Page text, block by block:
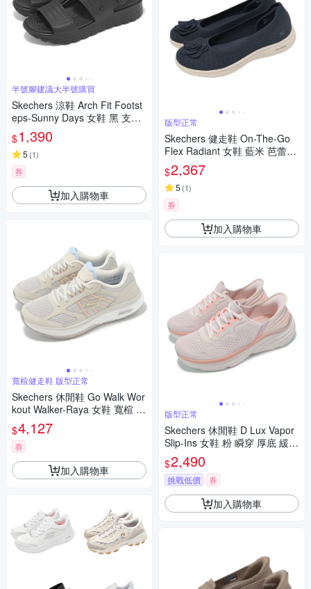
半號腳建議大半號購買
Skechers 涼鞋 Arch Fit Footst
eps-Sunny Days 女鞋 黑 支撐
緩衝 雙帶 111461BBK
$1,390
5 (1)
券
加入購物車
寬楦健走鞋 版型正常
Skechers 休閒鞋 Go Walk Wor
kout Walker-Raya 女鞋 寬楦 米
白 碳板 回彈 健走鞋 125025W
NAT
$4,127
券
加入購物車
版型正常
Skechers 健走鞋 On-The-Go
Flex Radiant 女鞋 藍米 芭蕾鞋
休閒鞋 138451NVY
$2,367
5 (1)
券
加入購物車
版型正常
Skechers 休閒鞋 D Lux Vapor
Slip-Ins 女鞋 粉 瞬穿 厚底 緩衝
健走鞋 150581LPMT
$2,490
挑戰低價 券
加入購物車